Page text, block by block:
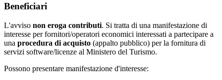
Beneficiari
L'avviso non eroga contributi. Si tratta di una manifestazione di
interesse per fornitori/operatori economici interessati a partecipare a
una procedura di acquisto (appalto pubblico) per la fornitura di
servizi software/licenze al Ministero del Turismo.
Possono presentare manifestazione d'interesse: